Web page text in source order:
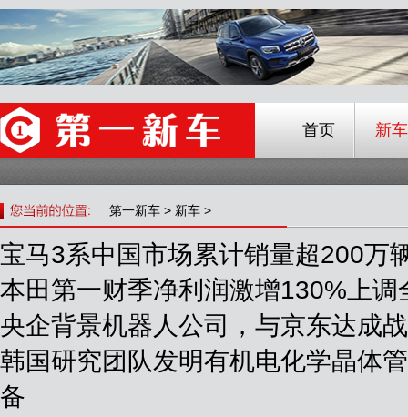
首页 新车
第一新车 > 新车 >
宝马3系中国市场累计销量超200万
本田第一财季净利润激增130%上调
央企背景机器人公司，与京东达成
韩国研究团队发明有机电化学晶体
备